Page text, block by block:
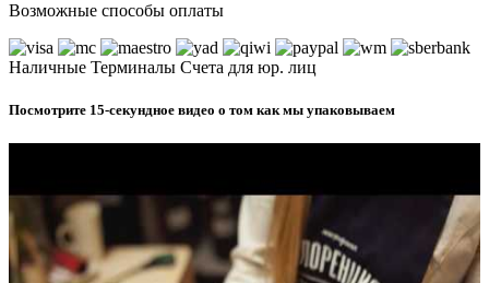
Возможные способы оплаты
Наличные Терминалы Счета для юр. лиц
Посмотрите 15-секундное видео о том как мы упаковываем